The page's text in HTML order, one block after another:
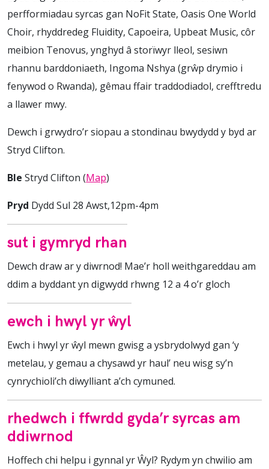
perfformiadau syrcas gan NoFit State, Oasis One World
Choir, rhyddredeg Fluidity, Capoeira, Upbeat Music, côr
meibion Tenovus, ynghyd â storïwyr lleol, sesiwn
rhannu barddoniaeth, Ingoma Nshya (grŵp drymio i
fenywod o Rwanda), gêmau ffair traddodiadol, crefftredu
a llawer mwy.
Dewch i grwydro’r siopau a stondinau bwydydd y byd ar
Stryd Clifton.
Ble Stryd Clifton (Map)
Pryd Dydd Sul 28 Awst,12pm-4pm
sut i gymryd rhan
Dewch draw ar y diwrnod! Mae’r holl weithgareddau am
ddim a byddant yn digwydd rhwng 12 a 4 o’r gloch
ewch i hwyl yr ŵyl
Ewch i hwyl yr ŵyl mewn gwisg a ysbrydolwyd gan ‘y
metelau, y gemau a chysawd yr haul’ neu wisg sy’n
cynrychioli’ch diwylliant a’ch cymuned.
rhedwch i ffwrdd gyda’r syrcas am
ddiwrnod
Hoffech chi helpu i gynnal yr Ŵyl? Rydym yn chwilio am